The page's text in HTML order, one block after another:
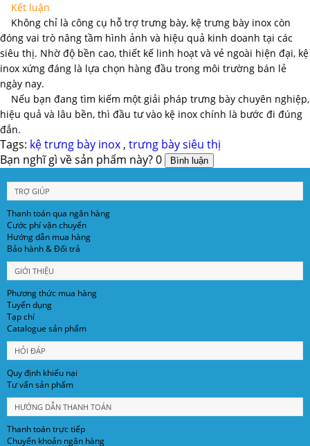
Kết luận
Không chỉ là công cụ hỗ trợ trưng bày, kệ trưng bày inox còn
đóng vai trò nâng tầm hình ảnh và hiệu quả kinh doanh tại các
siêu thị. Nhờ độ bền cao, thiết kế linh hoạt và vẻ ngoài hiện đại, kệ
inox xứng đáng là lựa chọn hàng đầu trong môi trường bán lẻ
ngày nay.
Nếu bạn đang tìm kiếm một giải pháp trưng bày chuyên nghiệp,
hiệu quả và lâu bền, thì đầu tư vào kệ inox chính là bước đi đúng
đắn.
Tags: kệ trưng bày inox , trưng bày siêu thị
Bạn nghĩ gì về sản phẩm này?0
TRỢ GIÚP
Thanh toán qua ngân hàng
Cước phí vận chuyển
Hướng dẫn mua hàng
Bảo hành & Đổi trả
GIỚI THIỆU
Phương thức mua hàng
Tuyển dụng
Tạp chí
Catalogue sản phẩm
HỎI ĐÁP
Quy định khiếu nại
Tư vấn sản phẩm
HƯỚNG DẪN THANH TOÁN
Thanh toán trực tiếp
Chuyển khoản ngân hàng